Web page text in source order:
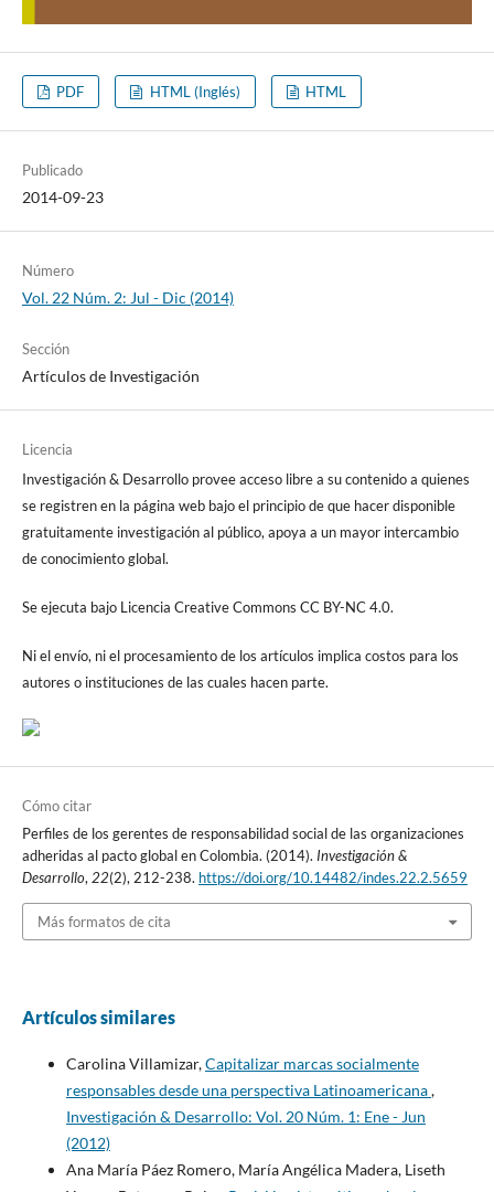
PDF HTML (Inglés) HTML
Publicado
2014-09-23
Número
Vol. 22 Núm. 2: Jul - Dic (2014)
Sección
Artículos de Investigación
Licencia
Investigación & Desarrollo provee acceso libre a su contenido a quienes
se registren en la página web bajo el principio de que hacer disponible
gratuitamente investigación al público, apoya a un mayor intercambio
de conocimiento global.
Se ejecuta bajo Licencia Creative Commons CC BY-NC 4.0.
Ni el envío, ni el procesamiento de los artículos implica costos para los
autores o instituciones de las cuales hacen parte.
Cómo citar
Perfiles de los gerentes de responsabilidad social de las organizaciones
adheridas al pacto global en Colombia. (2014). Investigación &
Desarrollo, 22(2), 212-238. https://doi.org/10.14482/indes.22.2.5659
Más formatos de cita
Artículos similares
Carolina Villamizar,Capitalizar marcas socialmente
responsables desde una perspectiva Latinoamericana,
Investigación & Desarrollo: Vol. 20 Núm. 1: Ene - Jun
(2012)
Ana María Páez Romero, María Angélica Madera, Liseth